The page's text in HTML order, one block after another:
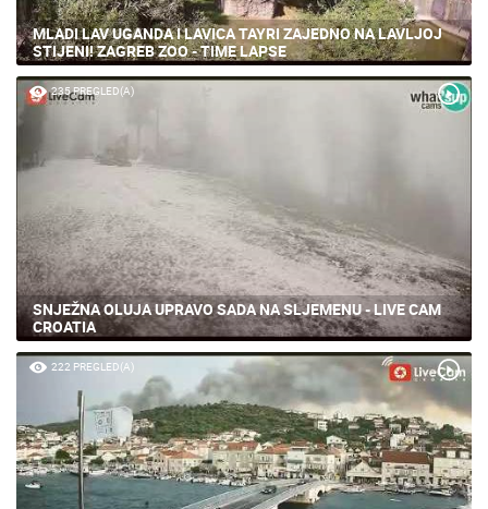
MLADI LAV UGANDA I LAVICA TAYRI ZAJEDNO NA LAVLJOJ
STIJENI! ZAGREB ZOO - TIME LAPSE
235 PREGLED(A)
SNJEŽNA OLUJA UPRAVO SADA NA SLJEMENU - LIVE CAM
CROATIA
222 PREGLED(A)